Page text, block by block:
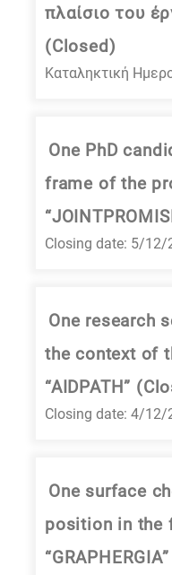
πλαίσιο του
(Closed)
Καταληκτική
One PhD
frame of the
Closing date: 5/12/
One research
the context of
“AIDPATH”
Closing date: 4/12/
One surface
position in the